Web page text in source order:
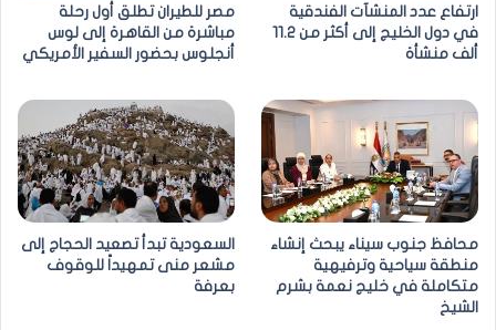
ارتفاع عدد المنشآت الفندقية
في دول الخليج إلى أكثر من 11.2
ألف منشأة
مصر للطيران تطلق أول رحلة
مباشرة من القاهرة إلى لوس
أنجلوس بحضور السفير الأمريكي
محافظ جنوب سيناء يبحث إنشاء
منطقة سياحية وترفيهية
متكاملة في خليج نعمة بشرم
الشيخ
السعودية تبدأ تصعيد الحجاج إلى
مشعر منى تمهيداً للوقوف
بعرفة